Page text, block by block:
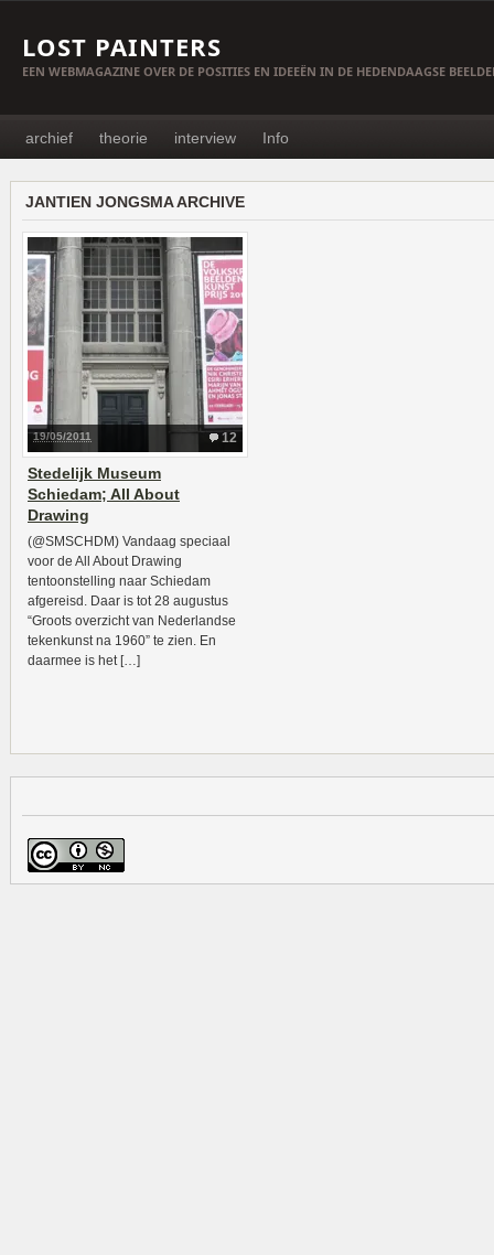
LOST PAINTERS
EEN WEBMAGAZINE OVER DE POSITIES EN IDEEËN IN DE HEDENDAAGSE
archief theorie interview Info
JANTIEN JONGSMA ARCHIVE
12
19/05/2011
Stedelijk Museum
Schiedam; All About
Drawing
(@SMSCHDM) Vandaag speciaal
voor de All About Drawing
tentoonstelling naar Schiedam
afgereisd. Daar is tot 28 augustus
“Groots overzicht van Nederlandse
tekenkunst na 1960” te zien. En
daarmee is het […]